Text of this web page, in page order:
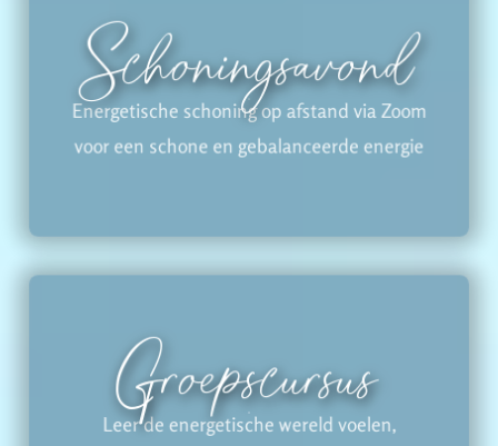
Schoningsavond
Energetische schoning op afstand via Zoom
voor een schone en gebalanceerde energie
Groepscursus
Leer de energetische wereld voelen,